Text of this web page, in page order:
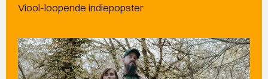
Viool-loopende indiepopster